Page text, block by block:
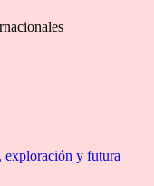
exploración y futura